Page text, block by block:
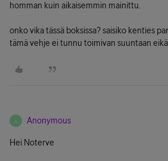
homman kuin aikaisemmin mainittu.
onko vika tässä boksissa? saisiko kenties
tämä vehje ei tunnu toimivan suuntaan eikä
A Anonymous
Hei Noterve